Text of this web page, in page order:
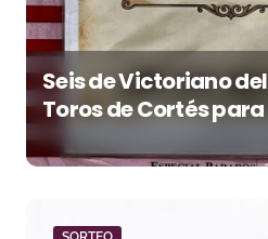
Seis de Victoriano
Toros de Cortés para
Hay Localidades’ de
tarde en Pontevedra